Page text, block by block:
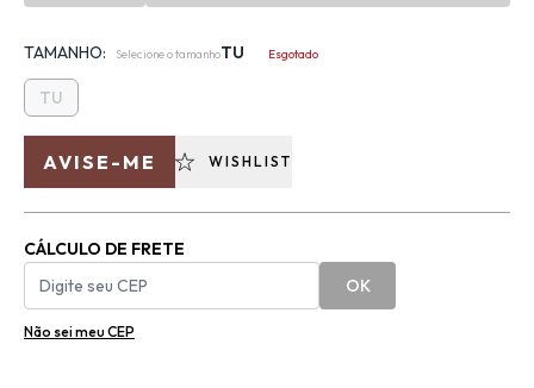
TAMANHO: Selecione o tamanhoTU Esgotado
TU
AVISE-ME WISHLIST
CÁLCULO DE FRETE
OK
Não sei meu CEP